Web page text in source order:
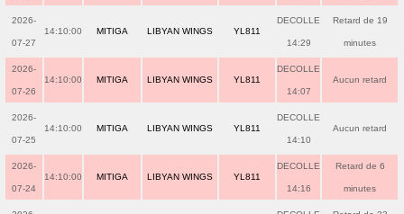
2026-
07-27
14:10:00 MITIGA LIBYAN WINGS YL811
DECOLLE
14:29
Retard de 19
minutes
2026-
07-26
14:10:00 MITIGA LIBYAN WINGS YL811
DECOLLE
14:07
Aucun retard
2026-
07-25
14:10:00 MITIGA LIBYAN WINGS YL811
DECOLLE
14:10
Aucun retard
2026-
07-24
14:10:00 MITIGA LIBYAN WINGS YL811
DECOLLE
14:16
Retard de 6
minutes